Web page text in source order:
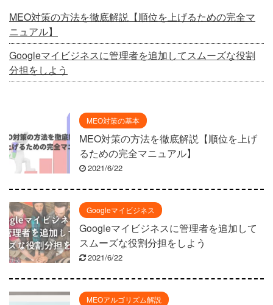
MEO対策の方法を徹底解説【順位を上げるための完全マ
ニュアル】
Googleマイビジネスに管理者を追加してスムーズな役割
分担をしよう
MEO対策の基本
MEO対策の方法を徹底解説【順位を上げ
るための完全マニュアル】
2021/6/22
Googleマイビジネス
Googleマイビジネスに管理者を追加して
スムーズな役割分担をしよう
2021/6/22
MEOアルゴリズム解説